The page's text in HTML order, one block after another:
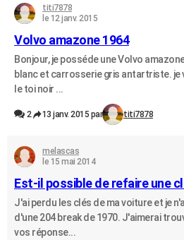
titi7878
le 12 janv. 2015
Volvo amazone 1964
Bonjour, je posséde une Volvo
blanc et carrosserie gris antartriste. je
le toi noir ...
2 13 janv. 2015 par titi7878
melascas
le 15 mai 2014
Est-il possible de refaire une
J'ai perdu les clés de ma voiture et je
d'une 204 break de 1970. J'aimerai
vos réponse...